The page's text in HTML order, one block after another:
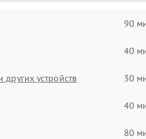
90
40
устройств 30
40
80